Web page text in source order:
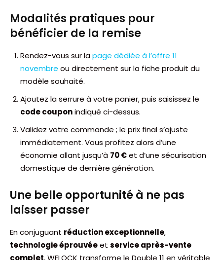
Modalités pratiques pour
bénéficier de la remise
Rendez-vous sur lapage dédiée à l’offre 11
novembre ou directement sur la fiche produit du
modèle souhaité.
Ajoutez la serrure à votre panier, puis saisissez le
code couponindiqué ci-dessus.
Validez votre commande ; le prix final s’ajuste
immédiatement. Vous profitez alors d’une
économie allant jusqu’à 70 €et d’une sécurisation
domestique de dernière génération.
Une belle opportunité à ne pas
laisser passer
En conjuguant réduction exceptionnelle,
technologie éprouvéeet service après-vente
complet, WELOCK transforme le Double 11 en véritable